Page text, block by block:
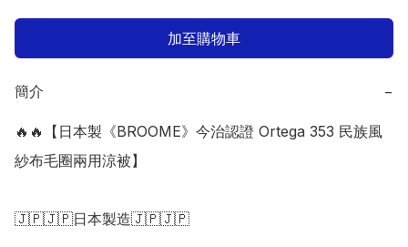
加至購物車
簡介 −
🔥🔥【日本製《BROOME》今治認證 Ortega 353 民族風
紗布毛圈兩用涼被】
🇯🇵🇯🇵日本製造🇯🇵🇯🇵